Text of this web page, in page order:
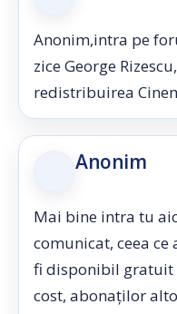
Anonim,intra pe
zice George
redistribuirea
Anonim
Mai bine intra tu
comunicat, ceea
fi disponibil gratuit
cost, abonaților